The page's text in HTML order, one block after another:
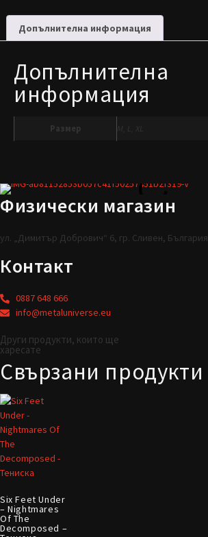
Допълнителна информация
Допълнителна
информация
Размер M, L, XL
Физически магазин
ул. „Димитър Добрович“ 6, гр. Сливен, България
Контакт
0887 648 666
info@metaluniverse.eu
Други продукти, които ще
харесате
Свързани продукти
Six Feet Under
– Nightmares
Of The
Decomposed –